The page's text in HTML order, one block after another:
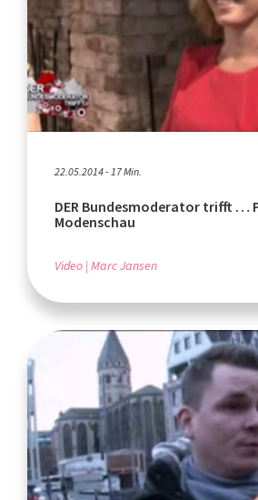
22.05.2014 - 17 Min.
DER Bundesmoderator trifft …
Modenschau
Video Marc Jansen